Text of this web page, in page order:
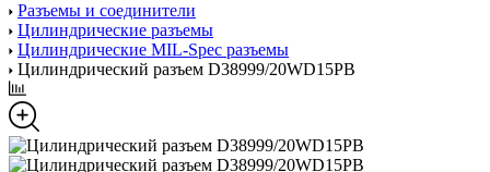
Разъемы и соединители
Цилиндрические разъемы
Цилиндрические MIL-Spec разъемы
Цилиндрический разъем D38999/20WD15PB